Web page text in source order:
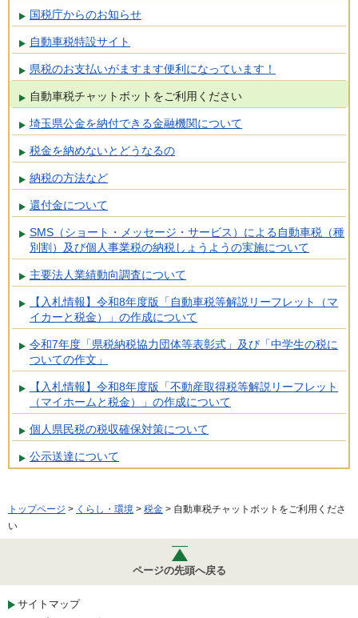
国税庁からのお知らせ
自動車税特設サイト
県税のお支払いがますます便利になっています！
自動車税チャットボットをご利用ください
埼玉県公金を納付できる金融機関について
税金を納めないとどうなるの
納税の方法など
還付金について
SMS（ショート・メッセージ・サービス）による自動車税（種
別割）及び個人事業税の納税しょうようの実施について
主要法人業績動向調査について
【入札情報】令和8年度版「自動車税等解説リーフレット（マ
イカーと税金）」の作成について
令和7年度「県税納税協力団体等表彰式」及び「中学生の税に
ついての作文」
【入札情報】令和8年度版「不動産取得税等解説リーフレット
（マイホームと税金）」の作成について
個人県民税の税収確保対策について
公示送達について
トップページ > くらし・環境 > 税金 > 自動車税チャットボットをご利用くださ
い
ページの先頭へ戻る
サイトマップ